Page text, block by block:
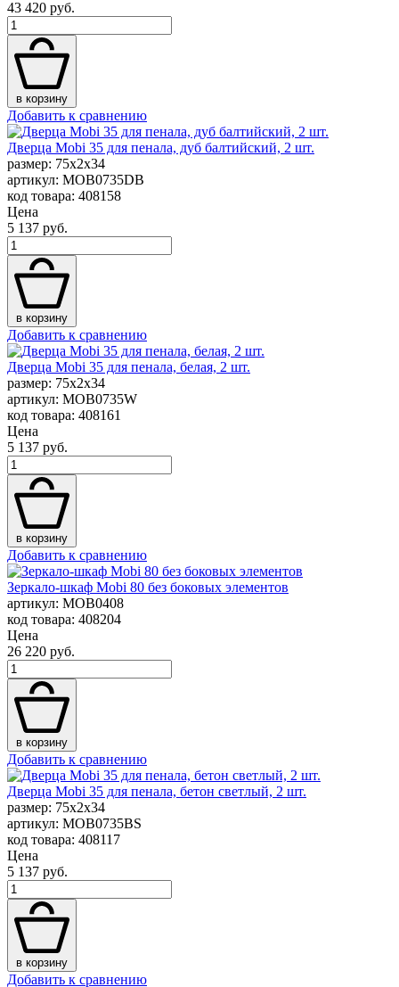
43 420 руб.
в корзину
Добавить к сравнению
Дверца Mobi 35 для пенала, дуб балтийский, 2 шт.
размер: 75x2x34
артикул: MOB0735DB
код товара: 408158
Цена
5 137 руб.
в корзину
Добавить к сравнению
Дверца Mobi 35 для пенала, белая, 2 шт.
размер: 75x2x34
артикул: MOB0735W
код товара: 408161
Цена
5 137 руб.
в корзину
Добавить к сравнению
Зеркало-шкаф Mobi 80 без боковых элементов
артикул: MOB0408
код товара: 408204
Цена
26 220 руб.
в корзину
Добавить к сравнению
Дверца Mobi 35 для пенала, бетон светлый, 2 шт.
размер: 75x2x34
артикул: MOB0735BS
код товара: 408117
Цена
5 137 руб.
в корзину
Добавить к сравнению